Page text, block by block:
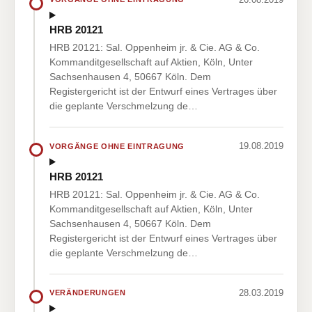
HRB 20121
HRB 20121: Sal. Oppenheim jr. & Cie. AG & Co.
Kommanditgesellschaft auf Aktien, Köln, Unter
Sachsenhausen 4, 50667 Köln. Dem
Registergericht ist der Entwurf eines Vertrages über
die geplante Verschmelzung de…
VORGÄNGE OHNE EINTRAGUNG 19.08.2019
HRB 20121
HRB 20121: Sal. Oppenheim jr. & Cie. AG & Co.
Kommanditgesellschaft auf Aktien, Köln, Unter
Sachsenhausen 4, 50667 Köln. Dem
Registergericht ist der Entwurf eines Vertrages über
die geplante Verschmelzung de…
VERÄNDERUNGEN 28.03.2019